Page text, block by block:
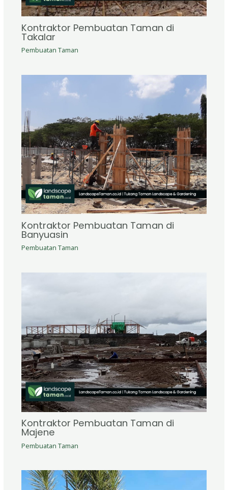
Kontraktor Pembuatan Taman di
Takalar
Pembuatan Taman
Kontraktor Pembuatan Taman di
Banyuasin
Pembuatan Taman
Kontraktor Pembuatan Taman di
Majene
Pembuatan Taman